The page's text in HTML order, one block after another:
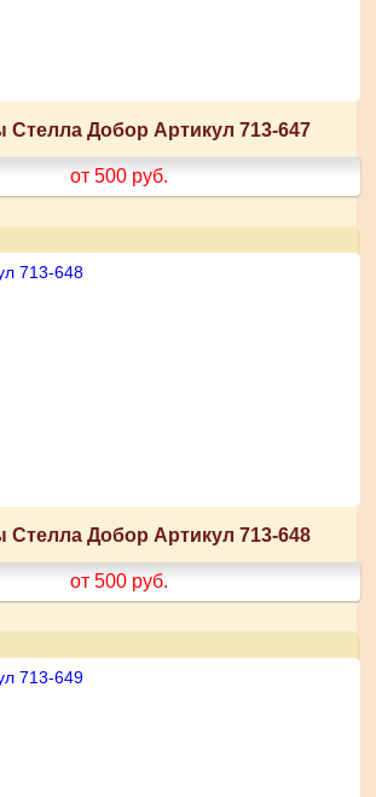
Добор Артикул 713-647
от 500 руб.
Добор Артикул 713-648
от 500 руб.